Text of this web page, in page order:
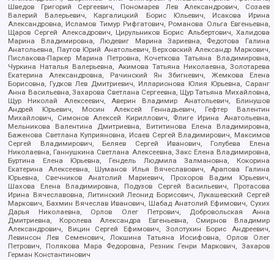
Шведов Григорий Сергеевич, Пономарев Лев Александрович, Созаев
Валерий Валерьевич, Каргалицкий Борис Юльевич, Исакова Ирина
Александровна, Исламов Тимур Рифгатович, Романова Ольга Евгеньевна,
Щаров Сергей Алексадрович, Цирульников Борис Альбертович, Халидова
Марина Владимировна, Людевиг Марина Зариевна, Федотова Галина
Анатольевна, Паутов Юрий Анатольевич, Верховский Александр Маркович,
Пислакова-Паркер Марина Петровна, Кочеткова Татьяна Владимировна,
Чуркина Наталья Валерьевна, Акимова Татьяна Николаевна, Золотарева
Екатерина Александровна, Рачинский Ян Збигневич, Жемкова Елена
Борисовна, Гудков Лев Дмитриевич, Илларионова Юлия Юрьевна, Саранг
Анна Васильевна, Захарова Светлана Сергеевна, Щур Татьяна Михайловна,
Щур Николай Алексеевич, Аверин Владимир Анатольевич, Блинушов
Андрей Юрьевич, Мосин Алексей Геннадьевич, Гефтер Валентин
Михайлович, Симонов Алексей Кириллович, Флиге Ирина Анатольевна,
Мельникова Валентина Дмитриевна, Вититинова Елена Владимировна,
Баженова Светлана Куприяновна, Исаев Сергей Владимирович, Максимов
Сергей Владимирович, Беляев Сергей Иванович, Голубева Елена
Николаевна, Ганнушкина Светлана Алексеевна, Закс Елена Владимировна,
Буртина Елена Юрьевна, Гендель Людмила Залмановна, Кокорина
Екатерина Алексеевна, Шуманов Илья Вячеславович, Арапова Галина
Юрьевна, Свечников Анатолий Мариевич, Прохоров Вадим Юрьевич,
Шахова Елена Владимировна, Подузов Сергей Васильевич, Протасова
Ирина Вячеславовна, Литинский Леонид Борисович, Лукашевский Сергей
Маркович, Бахмин Вячеслав Иванович, Шабад Анатолий Ефимович, Сухих
Дарья Николаевна, Орлов Олег Петрович, Добровольская Анна
Дмитриевна, Королева Александра Евгеньевна, Смирнов Владимир
Александрович, Вицин Сергей Ефимович, Золотухин Борис Андреевич,
Левинсон Лев Семенович, Локшина Татьяна Иосифовна, Орлов Олег
Петрович, Полякова Мара Федоровна, Резник Генри Маркович, Захаров
Герман Константинович